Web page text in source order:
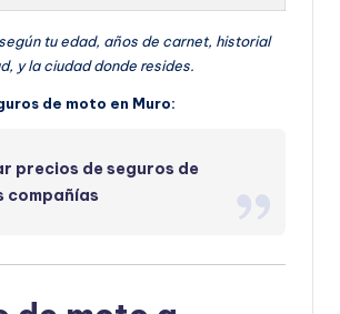
tu edad, años de carnet, historial
y la ciudad donde resides.
de moto en Muro:
precios de seguros de
compañías